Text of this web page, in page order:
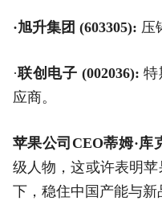
·旭升集团 (603305): 压
·联创电子 (002036): 特
应商。
苹果公司CEO蒂姆·库
级人物，这或许表明
下，稳住中国产能与新